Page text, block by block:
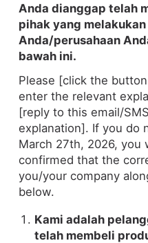
Anda dianggap telah
pihak yang
Anda/perusahaan
bawah ini.
Please [click the
enter the relevant
[reply to this email/
explanation]. If you do
March 27th, 2026, you
confirmed that the
you/your company
below.
Kami adalah
telah membeli